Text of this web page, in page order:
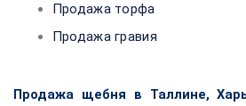
Продажа торфа
Продажа гравия
Продажа щебня в Таллине,